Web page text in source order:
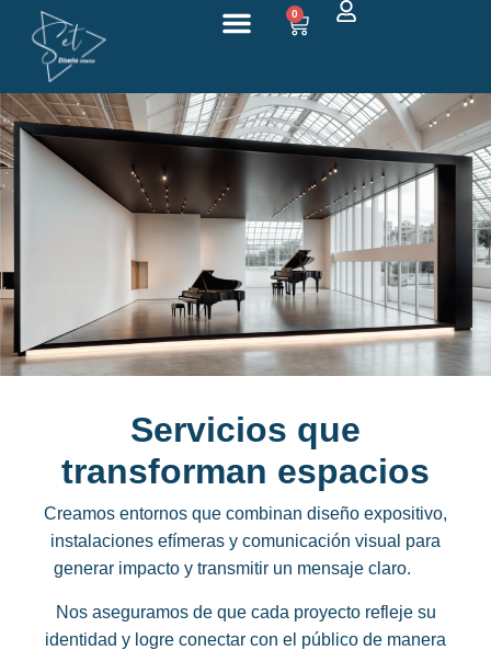
0
Servicios que
transforman espacios
Creamos entornos que combinan diseño expositivo,
instalaciones efímeras y comunicación visual para
generar impacto y transmitir un mensaje claro.
Nos aseguramos de que cada proyecto refleje su
identidad y logre conectar con el público de manera